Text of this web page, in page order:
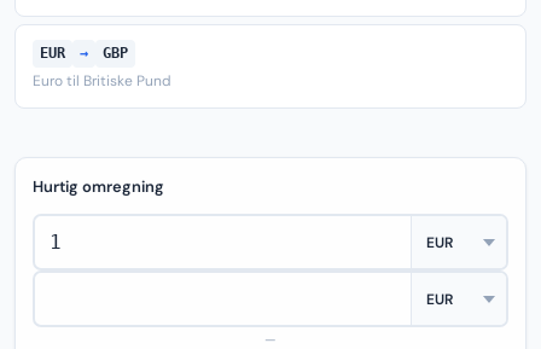
EUR → GBP
Euro til Britiske Pund
Hurtig omregning
—